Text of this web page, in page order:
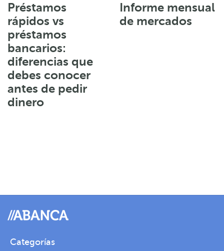
Préstamos
rápidos vs
préstamos
bancarios:
diferencias que
debes conocer
antes de pedir
dinero
Informe mensual
de mercados
Categorías